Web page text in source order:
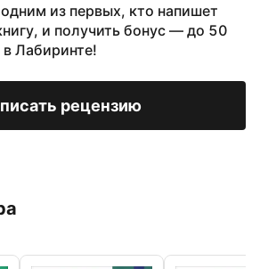
из первых, кто напишет
и получить бонус — до 50
Лабиринте!
рецензию